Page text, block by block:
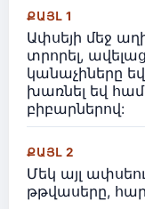
ՔԱՅԼ 1
Ափսեյի մեջ
տրորել,
կանաչիները
խառնել եվ
բիբարներով:
ՔԱՅԼ 2
Մեկ այլ
թթվասերը,